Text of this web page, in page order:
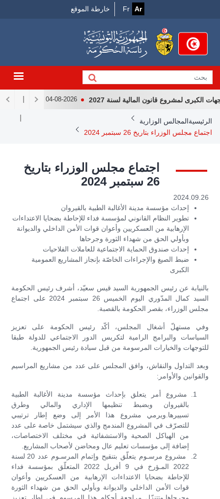
الرئيسي
Fr Ar
Menu
خارطة الموقع
لمشروع قانون المالية لسنة 2027 04-08-2026 لقاء رئيس
Breadcrumb
الرئيسيةالمجالس الوزارية
اجتماع مجلس الوزراء بتاريخ 26 سبتمبر 2024
اجتماع مجلس الوزراء بتاريخ
26 سبتمبر 2024
2024.09.26
إحداث مؤسسة مدينة الأغالبة الطبية بالقيروان
تطوير النظام القانوني لمؤسسة فداء للإحاطة بضحايا الاعتداءات
الإرهابية من العسكريين وأعوان قوات الأمن الداخلي والديوانة
وبأولي الحق من شهداء الثورة وجرحاها
إحداث صندوق الحماية الاجتماعية للعاملات الفلاحيات
ضبط الصيغ والإجراءات الخاصّة بإنجاز المشاريع العمومية
الكبرى
بالنيابة عن رئيس الجمهورية السيد قيس سعيّد، أشرف رئيس الحكومة
السيد كمال المدّوري اليوم الخميس 26 سبتمبر 2024 على اجتماع
مجلس الوزراء، بقصر الحكومة بالقصبة.
وفي مستهلّ أشغال المجلس، أكّد رئيس الحكومة على تعزيز
السياسات والبرامج الرامية لتكريس الدور الاجتماعي للدولة طبقا
للتوجهات والخيارات المرسومة من قبل سيادة رئيس الجمهورية.
وبعد التداول والنقاش، وافق المجلس على عدد من مشاريع المراسيم
والقوانين والأوامر:
مشروع أمر يتعلق بإحداث مؤسسة مدينة الأغالبة الطبية
بالقيروان وبضبط تنظيمها الإداري والمالي وطرق
تسييرها.ويرمي مشروع هذا الأمر إلى وضع إطار ترتيبي
للتصرّف في المشروع المندمج والذي سيشتمل خاصة على عدد
من الهياكل الصحية والاستشفائية في مختلف الاختصاصات،
إضافة إلى مؤسسات تعليم عال ومحاضن لأصحاب المشاريع.
مشروع مرسـوم يتعلّق بتنقيح وإتمام المرسـوم عدد 20 لسنة
2022 المـؤرخ في 9 أفريل 2022 المتعلّق بمؤسسة فداء
للإحاطة بضحايا الاعتداءات الإرهابية من العسكريين وأعوان
قوات الأمن الداخلي والديوانة وبأولي الحق من شهداء الثورة